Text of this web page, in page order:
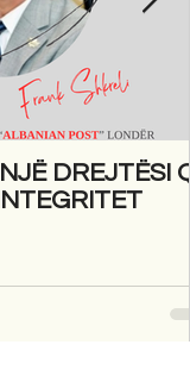
DREJTËSI